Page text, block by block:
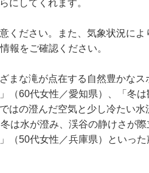
にしてくれます。
ください。また、気象状況に
報をご確認ください。
まな滝が点在する自然豊かな
（60代女性／愛知県）、「冬
はの澄んだ空気と少し冷たい
は水が澄み、渓谷の静けさが
（50代女性／兵庫県）といった